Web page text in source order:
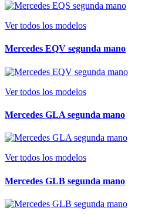
Ver todos los modelos
Mercedes EQV segunda mano
Ver todos los modelos
Mercedes GLA segunda mano
Ver todos los modelos
Mercedes GLB segunda mano